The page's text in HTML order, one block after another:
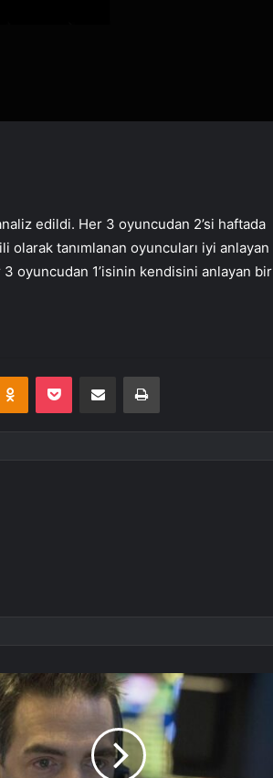
edildi. Her 3 oyuncudan 2’si haftada
tanımlanan oyuncuları iyi anlayan
oyuncudan 1’isinin kendisini anlayan bir
Odnoklassniki
Pocket E-Posta ile paylaş Yazdır